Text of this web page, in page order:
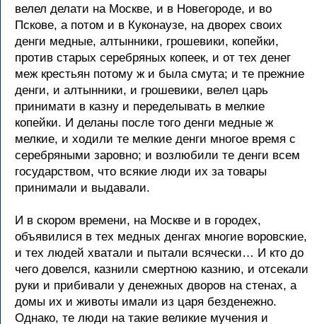
велел делати на Москве, и в Новегороде, и во
Пскове, а потом и в Куконаузе, на дворех своих
денги медные, алтынники, грошевики, копейки,
против старых серебряных копеек, и от тех денег
меж крестьян потому ж и была смута; и те прежние
денги, и алтынники, и грошевики, велел царь
принимати в казну и переделывать в мелкие
копейки. И деланы после того денги медные ж
мелкие, и ходили те мелкие денги многое время с
серебряными заровно; и возлюбили те денги всем
государством, что всякие люди их за товары
принимали и выдавали.
И в скором времени, на Москве и в городех,
объявилися в тех медных денгах многие воровские,
и тех людей хватали и пытали всячески… И кто до
чего довелся, казнили смертною казнию, и отсекали
руки и прибивали у денежных дворов на стенах, а
домы их и животы имали из царя безденежно.
Однако, те люди на такие великие мучения и